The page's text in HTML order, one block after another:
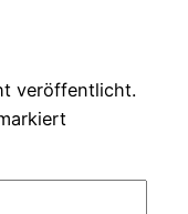
veröffentlicht.